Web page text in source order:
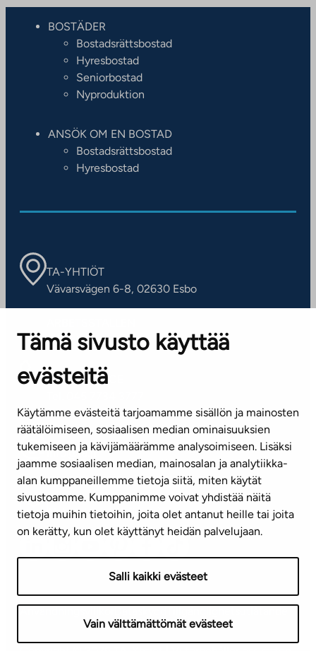
Tämä sivusto käyttää
evästeitä
Käytämme evästeitä tarjoamamme sisällön ja mainosten
räätälöimiseen, sosiaalisen median ominaisuuksien
tukemiseen ja kävijämäärämme analysoimiseen. Lisäksi
jaamme sosiaalisen median, mainosalan ja analytiikka-
alan kumppaneillemme tietoja siitä, miten käytät
sivustoamme. Kumppanimme voivat yhdistää näitä
tietoja muihin tietoihin, joita olet antanut heille tai joita
on kerätty, kun olet käyttänyt heidän palvelujaan.
Salli kaikki evästeet
Vain välttämättömät evästeet
BOSTÄDER
Bostadsrättsbostad
Hyresbostad
Seniorbostad
Nyproduktion
ANSÖK OM EN BOSTAD
Bostadsrättsbostad
Hyresbostad
TA-YHTIÖT
Vävarsvägen 6-8, 02630 Esbo
Kontaktinformation
KUNDSERVICE
(vardagar kl. 8–16)
info@ta.fi
Nyhetsbrev (på finska)